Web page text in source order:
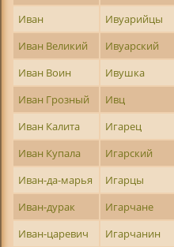
Иван
Ивуарийцы
Иван Великий
Ивуарский
Иван Воин
Ивушка
Иван Грозный
Ивц
Иван Калита
Игарец
Иван Купала
Игарский
Иван-да-марья
Игарцы
Иван-дурак
Игарчане
Иван-царевич
Игарчанин